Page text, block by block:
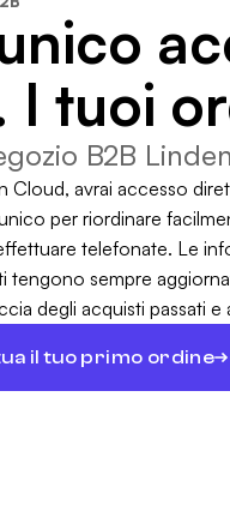
I tuoi
B2B
Cloud, avrai accesso
per riordinare
telefonate. Le
tengono sempre
degli acquisti passati
il tuo primo ordine